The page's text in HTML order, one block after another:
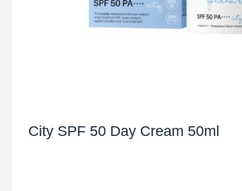
City SPF 50 Day Cream 50ml